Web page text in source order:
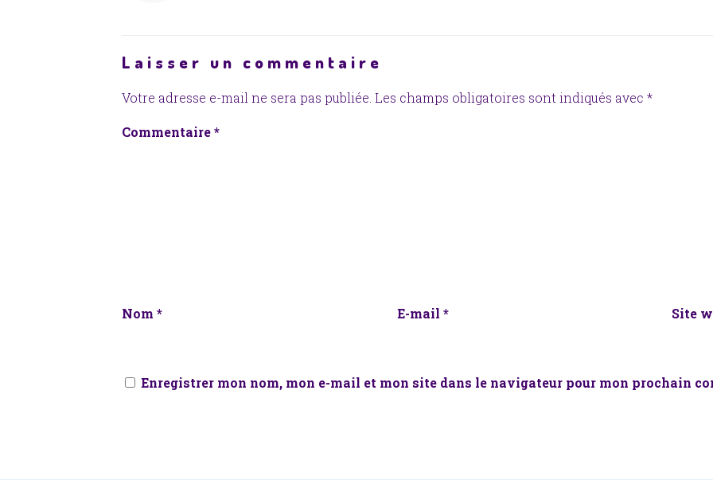
Laisser un commentaire
Votre adresse e-mail ne sera pas publiée. Les champs obligatoires sont indiqués avec *
Commentaire*
Nom * E-mail * Site
Enregistrer mon nom, mon e-mail et mon site dans le navigateur pour mon prochain